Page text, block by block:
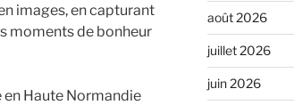
images, en capturant
moments de bonheur
Haute Normandie
août 2026
juillet 2026
juin 2026